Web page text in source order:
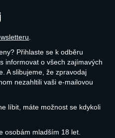
žádná recenze.
Přihlaste se k odběru
informovat o všech zajímavých
A slibujeme, že zpravodaj
nezahltili vaši e-mailovou
líbit, máte možnost se kdykoli
osobám mladším 18 let.